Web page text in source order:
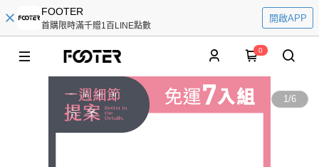
FOOTER
首購限時滿千贈1百LINE點數
開啟APP
0
1/6